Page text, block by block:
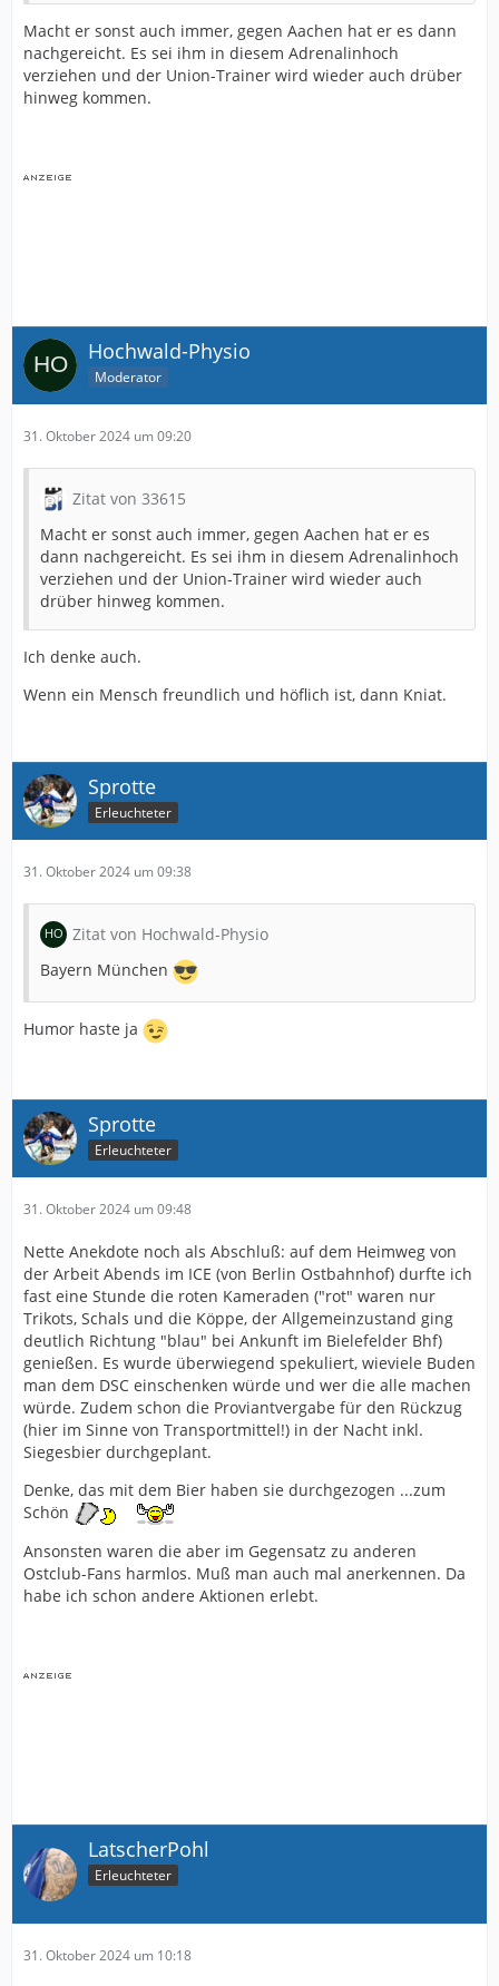
Macht er sonst auch immer, gegen Aachen hat er es dann
nachgereicht. Es sei ihm in diesem Adrenalinhoch
verziehen und der Union-Trainer wird wieder auch drüber
hinweg kommen.
Hochwald-Physio
Moderator
31. Oktober 2024 um 09:20
Zitat von 33615
Macht er sonst auch immer, gegen Aachen hat er es
dann nachgereicht. Es sei ihm in diesem Adrenalinhoch
verziehen und der Union-Trainer wird wieder auch
drüber hinweg kommen.
Ich denke auch.
Wenn ein Mensch freundlich und höflich ist, dann Kniat.
Sprotte
Erleuchteter
31. Oktober 2024 um 09:38
Zitat von Hochwald-Physio
Bayern München
Humor haste ja
Sprotte
Erleuchteter
31. Oktober 2024 um 09:48
Nette Anekdote noch als Abschluß: auf dem Heimweg von
der Arbeit Abends im ICE (von Berlin Ostbahnhof) durfte ich
fast eine Stunde die roten Kameraden ("rot" waren nur
Trikots, Schals und die Köppe, der Allgemeinzustand ging
deutlich Richtung "blau" bei Ankunft im Bielefelder Bhf)
genießen. Es wurde überwiegend spekuliert, wieviele Buden
man dem DSC einschenken würde und wer die alle machen
würde. Zudem schon die Proviantvergabe für den Rückzug
(hier im Sinne von Transportmittel!) in der Nacht inkl.
Siegesbier durchgeplant.
Denke, das mit dem Bier haben sie durchgezogen ...zum
Schön
Ansonsten waren die aber im Gegensatz zu anderen
Ostclub-Fans harmlos. Muß man auch mal anerkennen. Da
habe ich schon andere Aktionen erlebt.
LatscherPohl
Erleuchteter
31. Oktober 2024 um 10:18